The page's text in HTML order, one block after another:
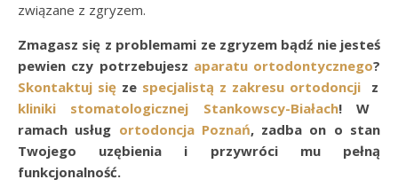
związane z zgryzem.
Zmagasz się z problemami ze zgryzem bądź nie jesteś
pewien czy potrzebujesz aparatu ortodontycznego?
Skontaktuj się ze specjalistą z zakresu ortodoncji z
kliniki stomatologicznej Stankowscy-Białach! W
ramach usług ortodoncja Poznań, zadba on o stan
Twojego uzębienia i przywróci mu pełną
funkcjonalność.